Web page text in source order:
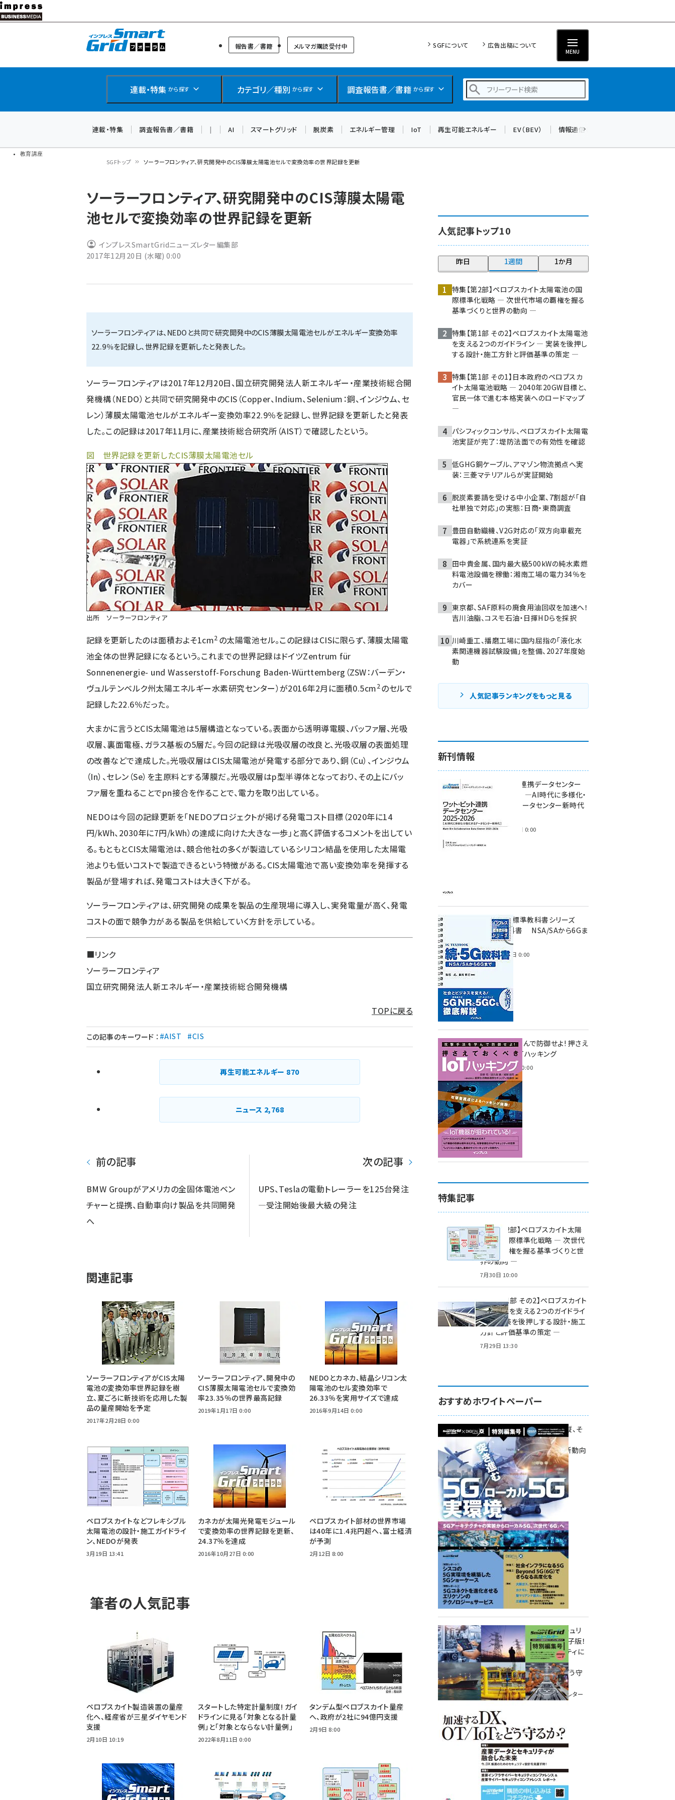
メ
イ
教育講座
スマートグリッドフォーラム
報告書／書籍 メルマガ購読受付中 SGFについて 広告出稿について
MENU
連載・特集 から探す カテゴリ／種別 から探す 調査報告書／書籍 から探す
ngn (272)
大串 (216)
aitras (180)
タンデム (145)
連載・特集 調査報告書／書籍 | AI スマートグリッド 脱炭素 エネルギー管理 IoT 再生可能エネルギー EV（BEV） 情報通信（ICT）
ン
く
ず
SGFトップ ソーラーフロンティア、研究開発中のCIS薄膜太陽電池セルで変換効率の世界記録を更新
ソーラーフロンティア、研究開発中のCIS薄膜太陽電
池セルで変換効率の世界記録を更新
インプレスSmartGridニューズレター編集部
2017年12月20日 (水曜) 0:00
ソーラーフロンティアは、NEDOと共同で研究開発中のCIS薄膜太陽電池セルがエネルギー変換効率
22.9％を記録し、世界記録を更新したと発表した。
ソーラーフロンティアは2017年12月20日、国立研究開発法人新エネルギー・産業技術総合開
発機構（NEDO）と共同で研究開発中のCIS（Copper、Indium、Selenium：銅、インジウム、セ
レン）薄膜太陽電池セルがエネルギー変換効率22.9％を記録し、世界記録を更新したと発表
した。この記録は2017年11月に、産業技術総合研究所（AIST）で確認したという。
図 世界記録を更新したCIS薄膜太陽電池セル
出所 ソーラーフロンティア
記録を更新したのは面積およそ1cm2 の太陽電池セル。この記録はCISに限らず、薄膜太陽電
池全体の世界記録になるという。これまでの世界記録はドイツZentrum für
Sonnenenergie- und Wasserstoff-Forschung Baden-Württemberg（ZSW：バーデン・
ヴュルテンベルク州太陽エネルギー水素研究センター）が2016年2月に面積0.5cm2 のセルで
記録した22.6％だった。
大まかに言うとCIS太陽電池は5層構造となっている。表面から透明導電膜、バッファ層、光吸
収層、裏面電極、ガラス基板の5層だ。今回の記録は光吸収層の改良と、光吸収層の表面処理
の改善などで達成した。光吸収層はCIS太陽電池が発電する部分であり、銅（Cu）、インジウム
（In）、セレン（Se）を主原料とする薄膜だ。光吸収層はp型半導体となっており、その上にバッ
ファ層を重ねることでpn接合を作ることで、電力を取り出している。
NEDOは今回の記録更新を「NEDOプロジェクトが掲げる発電コスト目標（2020年に14
円/kWh、2030年に7円/kWh）の達成に向けた大きな一歩」と高く評価するコメントを出してい
る。もともとCIS太陽電池は、競合他社の多くが製造しているシリコン結晶を使用した太陽電
池よりも低いコストで製造できるという特徴がある。CIS太陽電池で高い変換効率を発揮する
製品が登場すれば、発電コストは大きく下がる。
ソーラーフロンティアは、研究開発の成果を製品の生産現場に導入し、実発電量が高く、発電
コストの面で競争力がある製品を供給していく方針を示している。
■リンク
ソーラーフロンティア
国立研究開発法人新エネルギー・産業技術総合開発機構
TOPに戻る
この記事のキーワード ： #AIST #CIS
再生可能エネルギー 870
ニュース 2,768
前の記事
BMW Groupがアメリカの全固体電池ベン
チャーと提携、自動車向け製品を共同開発
へ
次の記事
UPS、Teslaの電動トレーラーを125台発注
―受注開始後最大級の発注
関連記事
ソーラーフロンティアがCIS太陽
電池の変換効率世界記録を樹
立、夏ごろに新技術を応用した製
品の量産開始を予定
2017年2月28日 0:00
ソーラーフロンティア、開発中の
CIS薄膜太陽電池セルで変換効
率23.35％の世界最高記録
2019年1月17日 0:00
NEDOとカネカ、結晶シリコン太
陽電池のセル変換効率で
26.33％を実用サイズで達成
2016年9月14日 0:00
ペロブスカイトなどフレキシブル
太陽電池の設計・施工ガイドライ
ン、NEDOが発表
3月19日 13:41
カネカが太陽光発電モジュール
で変換効率の世界記録を更新、
24.37％を達成
2016年10月27日 0:00
ペロブスカイト部材の世界市場
は40年に1.4兆円超へ、富士経済
が予測
2月12日 8:00
筆者の人気記事
ペロブスカイト製造装置の量産
化へ、経産省が三星ダイヤモンド
支援
2月10日 10:19
スタートした特定計量制度! ガイ
ドラインに見る「対象となる計量
例」と「対象とならない計量例」
2022年8月11日 0:00
タンデム型ペロブスカイト量産
へ、政府が2社に94億円支援
2月9日 8:00
人気記事トップ10
昨日 1週間 1か月
特集【第2部】ペロブスカイト太陽電池の国
際標準化戦略 ― 次世代市場の覇権を握る
基準づくりと世界の動向 ―
特集【第1部 その2】ペロブスカイト太陽電池
を支える2つのガイドライン ― 実装を後押し
する設計・施工方針と評価基準の策定 ―
特集【第1部 その1】日本政府のペロブスカ
イト太陽電池戦略 ― 2040年20GW目標と、
官民一体で進む本格実装へのロードマップ
―
パシフィックコンサル、ペロブスカイト太陽電
池実証が完了：堤防法面での有効性を確認
低GHG銅ケーブル、アマゾン物流拠点へ実
装：三菱マテリアルらが実証開始
脱炭素要請を受ける中小企業、7割超が「自
社単独で対応」の実態：日商・東商調査
豊田自動織機、V2G対応の「双方向車載充
電器」で系統連系を実証
田中貴金属、国内最大級500kWの純水素燃
料電池設備を稼働：湘南工場の電力34％を
カバー
東京都、SAF原料の廃食用油回収を加速へ！
吉川油脂、コスモ石油・日揮HDらを採択
川崎重工、播磨工場に国内屈指の「液化水
素関連機器試験設備」を整備、2027年度始
動
人気記事ランキングをもっと見る
新刊情報
ワット・ビット連携データセンター
2025-2026 ―AI時代に多様化・
分散化するデータセンター新時代
2025年11月28日 0:00
インプレス標準教科書シリーズ
続・5G教科書 NSA/SAから6Gま
2023年4月3日 0:00
攻撃手法を学んで防御せよ! 押さえ
ておくべきIoTハッキング
2022年6月14日 0:00
特集記事
特集【第2部】ペロブスカイト太陽
電池の国際標準化戦略 ― 次世代
市場の覇権を握る基準づくりと世
界の動向 ―
7月30日 10:00
特集【第1部 その2】ペロブスカイト
太陽電池を支える2つのガイドライ
ン ― 実装を後押しする設計・施工
方針と評価基準の策定 ―
7月29日 13:30
おすすめホワイトペーパー
環境対策、建機の遠隔操縦、そ
して医療。
次世代通信規格「5G」最新動向
をこの1冊で学ぶ
SmartGrid ニューズレター ×
DIGITAL X 特別編集号 2022
Summer
重要インフラサイバーセキュリ
ティコンファレンス特別電子版！
― 産業サイバーセキュリティに
関わる全ての方へ！ ―
加速するDX、OT/IoTをどう守
るか？
インプレス SmartGridニューズレター